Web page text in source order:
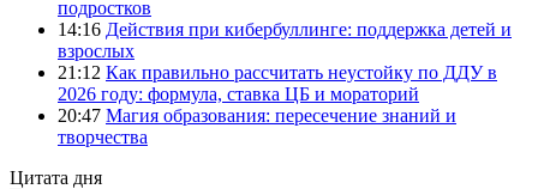
подростков
14:16 Действия при кибербуллинге: поддержка детей и
взрослых
21:12 Как правильно рассчитать неустойку по ДДУ в
2026 году: формула, ставка ЦБ и мораторий
20:47 Магия образования: пересечение знаний и
творчества
Цитата дня